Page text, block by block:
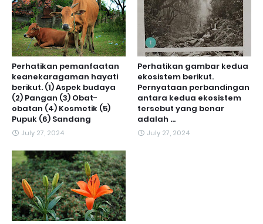
Perhatikan pemanfaatan
keanekaragaman hayati
berikut. (1) Aspek budaya
(2) Pangan (3) Obat-
obatan (4) Kosmetik (5)
Pupuk (6) Sandang
July 27, 2024
Perhatikan gambar kedua
ekosistem berikut.
Pernyataan perbandingan
antara kedua ekosistem
tersebut yang benar
adalah ...
July 27, 2024